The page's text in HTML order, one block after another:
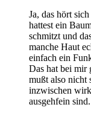
Ja, das hört
hattest ein
schmitzt und
manche Haut
einfach ein
Das hat bei mir
mußt also nicht
inzwischen
ausgehfein sind.